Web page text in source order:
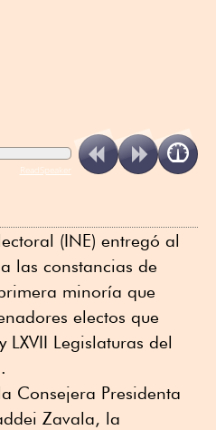
ReadSpeaker
(INE) entregó al
las constancias de
minoría que
electos que
LXVII Legislaturas del
Consejera Presidenta
Zavala, la